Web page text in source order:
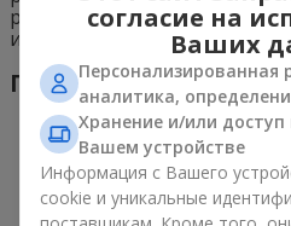
расстоянии 10 сантиметров
и 6 сантиметров — от юных.
Полив
согласие на
Ваших
Персонализированная
аналитика,
Хранение и/или
Вашем устройстве
Информация с Вашего
cookie и уникальные